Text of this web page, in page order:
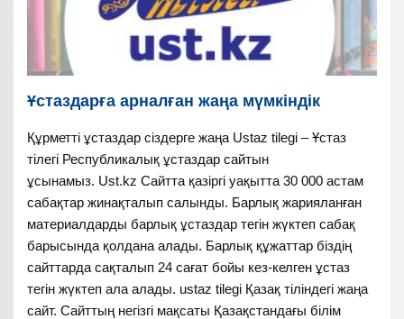
Ұстаздарға арналған жаңа мүмкіндік
Құрметті ұстаздар сіздерге жаңа Ustaz tilegi – Ұстаз
тілегі Республикалық ұстаздар сайтын
ұсынамыз. Ust.kz Сайтта қазіргі уақытта 30 000 астам
сабақтар жинақталып салынды. Барлық жарияланған
материалдарды барлық ұстаздар тегін жүктеп сабақ
барысында қолдана алады. Барлық құжаттар біздің
сайттарда сақталып 24 сағат бойы кез-келген ұстаз
тегін жүктеп ала алады. ustaz tilegi Қазақ тіліндегі жаңа
сайт. Сайттың негізгі мақсаты Қазақстандағы білім